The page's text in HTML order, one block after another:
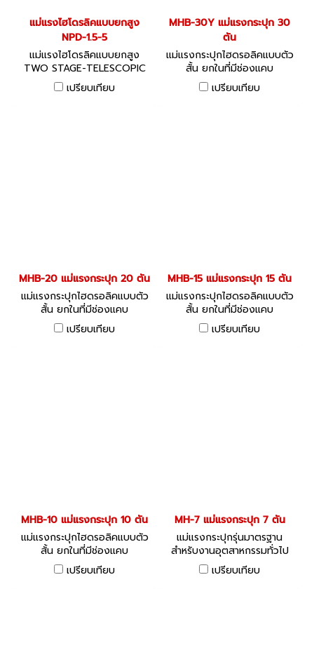
แม่แรงไฮโดรลิคแบบยกสูง
NPD-1.5-5
แม่แรงไฮโดรลิคแบบยกสูง
TWO STAGE-TELESCOPIC
JACK SPECIFICATIONS With
long travel from low
เปรียบเทียบ
MHB-30Y แม่แรงกระปุก 30
ตัน
แม่แรงกระปุกไฮดรอลิคแบบตัว
สั้น ยกในที่มีช่องแคบ
เปรียบเทียบ
MHB-20 แม่แรงกระปุก 20 ตัน
แม่แรงกระปุกไฮดรอลิคแบบตัว
สั้น ยกในที่มีช่องแคบ
เปรียบเทียบ
MHB-15 แม่แรงกระปุก 15 ตัน
แม่แรงกระปุกไฮดรอลิคแบบตัว
สั้น ยกในที่มีช่องแคบ
เปรียบเทียบ
MHB-10 แม่แรงกระปุก 10 ตัน
แม่แรงกระปุกไฮดรอลิคแบบตัว
สั้น ยกในที่มีช่องแคบ
เปรียบเทียบ
MH-7 แม่แรงกระปุก 7 ตัน
แม่แรงกระปุกรุ่นมาตรฐาน
สำหรับงานอุตสาหกรรมทั่วไป
เปรียบเทียบ